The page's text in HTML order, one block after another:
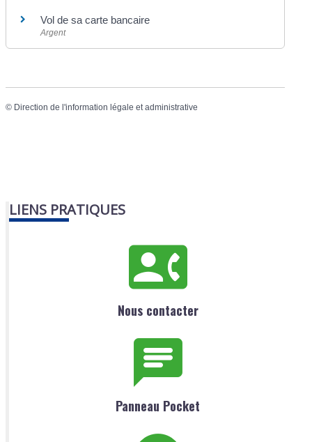
Vol de sa carte bancaire
Argent
© Direction de l'information légale et administrative
LIENS PRATIQUES
Nous contacter
Panneau Pocket